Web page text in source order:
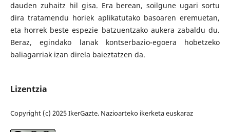
dauden zuhaitz hil gisa. Era berean, soilgune ugari sortu
dira tratamendu horiek aplikatutako basoaren eremuetan,
eta horrek beste espezie batzuentzako aukera zabaldu du.
Beraz, egindako lanak kontserbazio-egoera hobetzeko
baliagarriak izan direla baieztatzen da.
Lizentzia
Copyright (c) 2025 IkerGazte. Nazioarteko ikerketa euskaraz